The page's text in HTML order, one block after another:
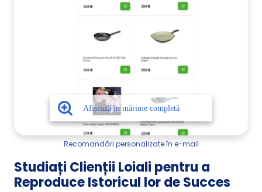
Recomandări personalizate în e-mail
Studiați Clienții Loiali pentru a
Reproduce Istoricul lor de Succes